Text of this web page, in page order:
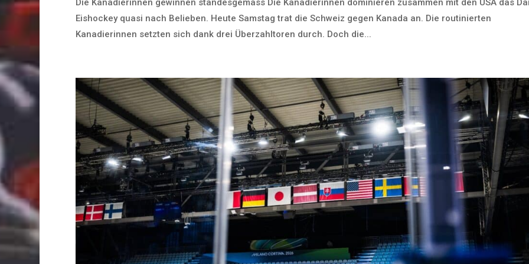
Die Kanadierinnen gewinnen standesgemäss Die Kanadierinnen dominieren zusammen mit den USA das
Eishockey quasi nach Belieben. Heute Samstag trat die Schweiz gegen Kanada an. Die routinierten
Kanadierinnen setzten sich dank drei Überzahltoren durch. Doch die...